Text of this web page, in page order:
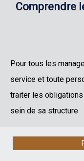
Comprendre
Pour tous les
service et toute
traiter les
sein de sa structure